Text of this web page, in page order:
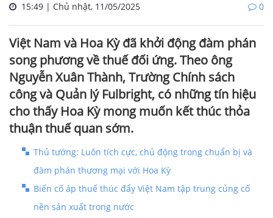
15:49 | Chủ nhật, 11/05/2025 0
Việt Nam và Hoa Kỳ đã khởi động đàm phán
song phương về thuế đối ứng. Theo ông
Nguyễn Xuân Thành, Trường Chính sách
công và Quản lý Fulbright, có những tín hiệu
cho thấy Hoa Kỳ mong muốn kết thúc thỏa
thuận thuế quan sớm.
Thủ tướng: Luôn tích cực, chủ động trong chuẩn bị và
đàm phán thương mại với Hoa Kỳ
Biến cố áp thuế thúc đẩy Việt Nam tập trung củng cố
nền sản xuất trong nước